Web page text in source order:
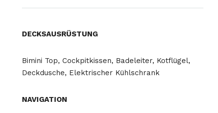
DECKSAUSRÜSTUNG
Bimini Top, Cockpitkissen, Badeleiter, Kotflügel,
Deckdusche, Elektrischer Kühlschrank
NAVIGATION